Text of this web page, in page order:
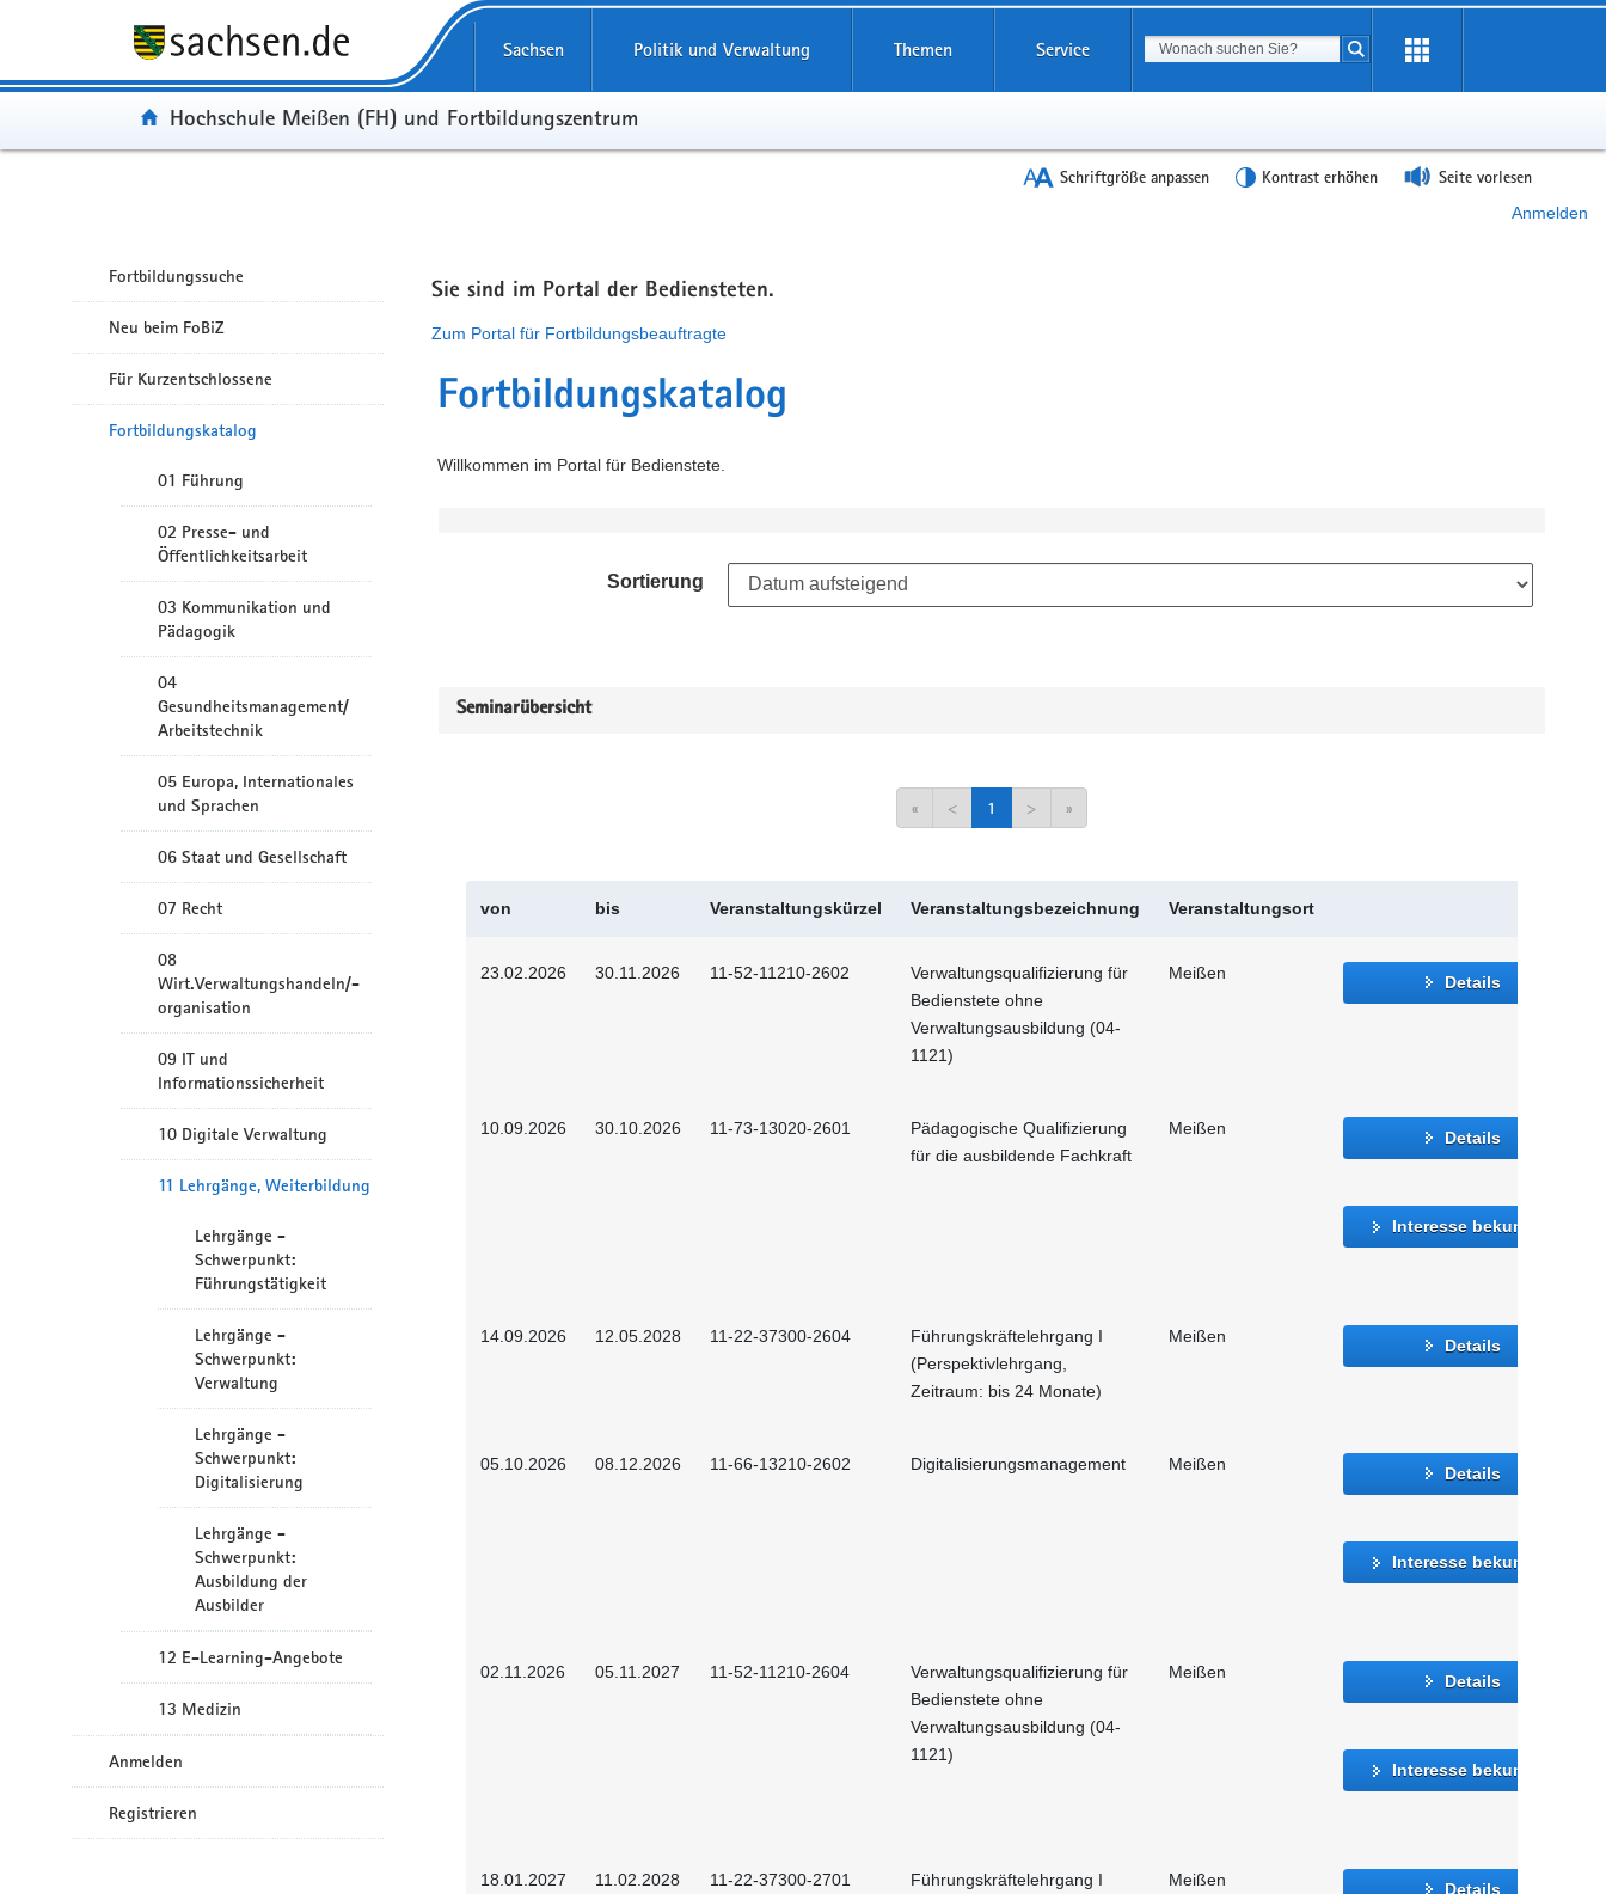
Sachsen Politik und Verwaltung Themen Service Suchbegriff
Suche starten
Portal:
Hochschule Meißen (FH) und Fortbildungszentrum
Schriftgröße anpassen Kontrast erhöhen Seite vorlesen
Anmelden
Fortbildungssuche
Neu beim FoBiZ
Für Kurzentschlossene
Fortbildungskatalog
01 Führung
02 Presse- und
Öffentlichkeitsarbeit
03 Kommunikation und
Pädagogik
04
Gesundheitsmanagement/
Arbeitstechnik
05 Europa, Internationales
und Sprachen
06 Staat und Gesellschaft
07 Recht
08
Wirt.Verwaltungshandeln/-
organisation
09 IT und
Informationssicherheit
10 Digitale Verwaltung
11 Lehrgänge, Weiterbildung
Lehrgänge -
Schwerpunkt:
Führungstätigkeit
Lehrgänge -
Schwerpunkt:
Verwaltung
Lehrgänge -
Schwerpunkt:
Digitalisierung
Lehrgänge -
Schwerpunkt:
Ausbildung der
Ausbilder
12 E-Learning-Angebote
13 Medizin
Anmelden
Registrieren
Sie sind im Portal der Bediensteten.
Zum Portal für Fortbildungsbeauftragte
Fortbildungskatalog
Willkommen im Portal für Bedienstete.
Sortierung
Seminarübersicht
« < 1 > »
von bis Veranstaltungskürzel Veranstaltungsbezeichnung Veranstaltungsort
23.02.2026 30.11.2026 11-52-11210-2602
Verwaltungsqualifizierung für
Bedienstete ohne
Verwaltungsausbildung (04-
1121)
Meißen Details
10.09.2026 30.10.2026 11-73-13020-2601
Pädagogische Qualifizierung
für die ausbildende Fachkraft
Meißen Details
Interesse bekunden
14.09.2026 12.05.2028 11-22-37300-2604
Führungskräftelehrgang I
(Perspektivlehrgang,
Zeitraum: bis 24 Monate)
Meißen Details
05.10.2026 08.12.2026 11-66-13210-2602 Digitalisierungsmanagement Meißen Details
Interesse bekunden
02.11.2026 05.11.2027 11-52-11210-2604
Verwaltungsqualifizierung für
Bedienstete ohne
Verwaltungsausbildung (04-
1121)
Meißen Details
Interesse bekunden
18.01.2027 11.02.2028 11-22-37300-2701
Führungskräftelehrgang I
Meißen Details